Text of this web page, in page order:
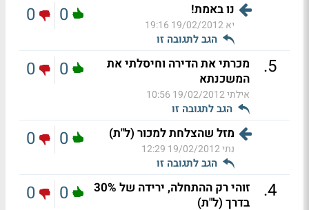
נו באמת!
יא19/02/2012 19:16
הגב לתגובה זו
0
0
5
.
מכרתי את הדירה וחיסלתי את
המשכנתא
אילתי19/02/2012 10:56
הגב לתגובה זו
0
0
מזל שהצלחת למכור (ל"ת)
נתי19/02/2012 12:29
הגב לתגובה זו
0
0
4
.
זוהי רק ההתחלה, ירידה של 30%
בדרך (ל"ת)
0
0